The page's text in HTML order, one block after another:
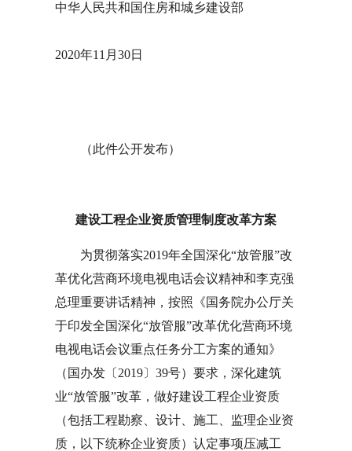
中华人民共和国住房和城乡建设部
2020年11月30日
（此件公开发布）
建设工程企业资质管理制度改革方案
为贯彻落实2019年全国深化“放管服”改
革优化营商环境电视电话会议精神和李克强
总理重要讲话精神，按照《国务院办公厅关
于印发全国深化“放管服”改革优化营商环境
电视电话会议重点任务分工方案的通知》
（国办发〔2019〕39号）要求，深化建筑
业“放管服”改革，做好建设工程企业资质
（包括工程勘察、设计、施工、监理企业资
质，以下统称企业资质）认定事项压减工